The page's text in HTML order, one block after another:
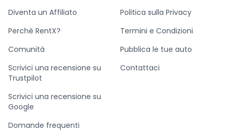
Diventa un Affiliato
Perchè RentX?
Comunità
Scrivici una recensione su
Trustpilot
Scrivici una recensione su
Google
Domande frequenti
Politica sulla Privacy
Termini e Condizioni
Pubblica le tue auto
Contattaci